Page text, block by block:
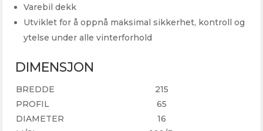
Varebil dekk
Utviklet for å oppnå maksimal sikkerhet, kontroll og
ytelse under alle vinterforhold
DIMENSJON
BREDDE
215
PROFIL
65
DIAMETER
16